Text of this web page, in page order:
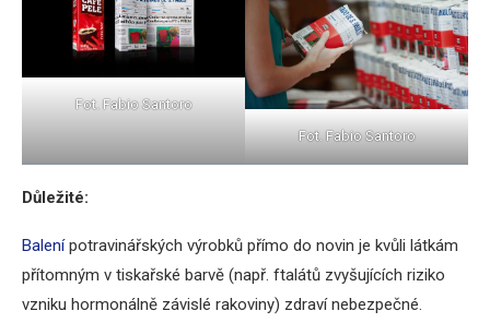
Fot. Fabio Santoro
Fot. Fabio Santoro
Důležité:
Balenípotravinářských výrobků přímo do novin je kvůli látkám
přítomným v tiskařské barvě (např. ftalátů zvyšujících riziko
vzniku hormonálně závislé rakoviny) zdraví nebezpečné.